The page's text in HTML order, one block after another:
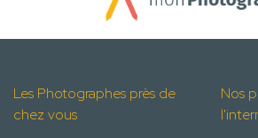
Les Photographes près de
chez vous
Nos